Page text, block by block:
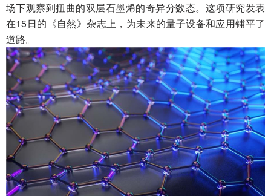
场下观察到扭曲的双层石墨烯的奇异分数态。这项研究发表
在15日的《自然》杂志上，为未来的量子设备和应用铺平了
道路。